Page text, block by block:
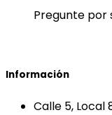
Pregunte por
Información
Calle 5, Local